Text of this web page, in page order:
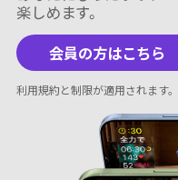
会員の方はこちら
利用規約と制限が適用されます。